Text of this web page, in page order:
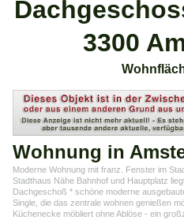
3300
Wohnung in
Moderne Wohnung mit franz. Fenster im
Stadthaus Nähe Bahnhof und Hauptplatz
Dachgeschoß * schöne moderne
Single, die das zentrale wohnen genießen
Küchenecke möbliert ohne Ablöse - ein